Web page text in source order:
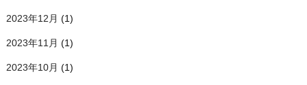
2023年12月 (1)
2023年11月 (1)
2023年10月 (1)